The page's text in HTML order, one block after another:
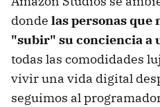
donde las personas que
"subir" su conciencia a
todas las comodidades
vivir una vida digital
seguimos al